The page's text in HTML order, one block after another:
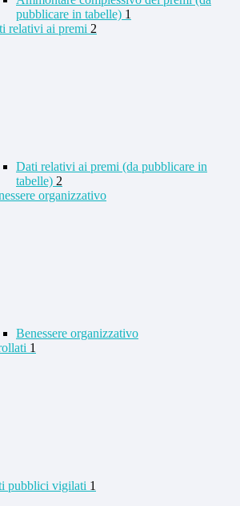
pubblicare in tabelle) 1
relativi ai premi 2
Dati relativi ai premi (da pubblicare in
tabelle) 2
organizzativo
Benessere organizzativo
1
pubblici vigilati 1